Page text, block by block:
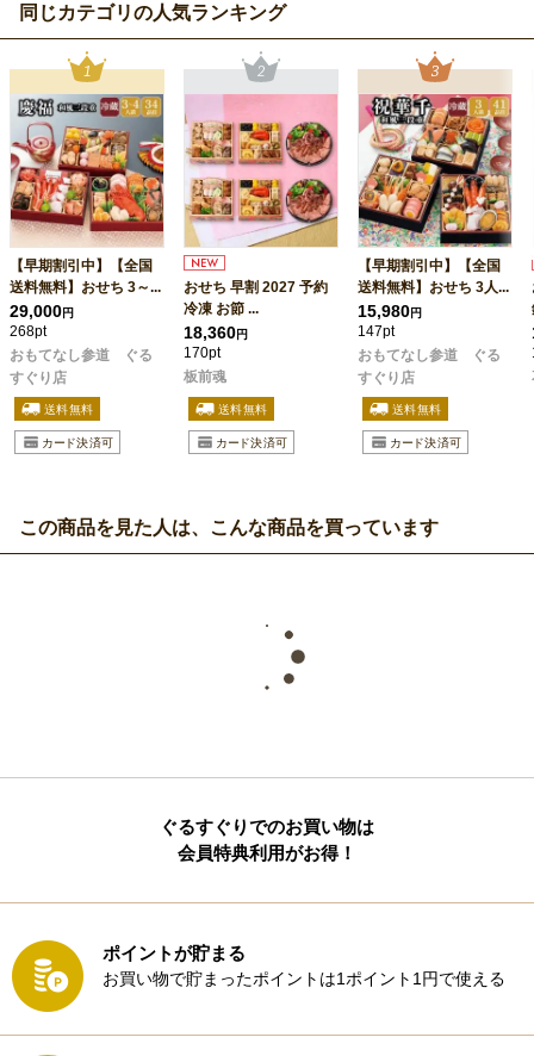
同じカテゴリの人気ランキング
【早期割引中】【全国
送料無料】おせち 3～...
29,000円
268pt
おもてなし参道 ぐる
すぐり店
おせち 早割 2027 予約
冷凍 お節 ...
18,360円
170pt
板前魂
【早期割引中】【全国
送料無料】おせち 3人...
15,980円
147pt
おもてなし参道 ぐる
すぐり店
この商品を見た人は、こんな商品を買っています
ぐるすぐりでのお買い物は
会員特典利用がお得！
ポイントが貯まる
お買い物で貯まったポイントは1ポイント1円で使える